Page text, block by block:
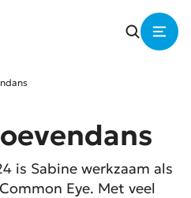
is Sabine werkzaam als
Eye. Met veel